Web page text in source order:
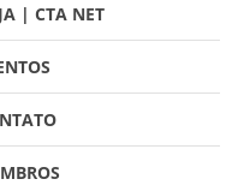
| CTA NET